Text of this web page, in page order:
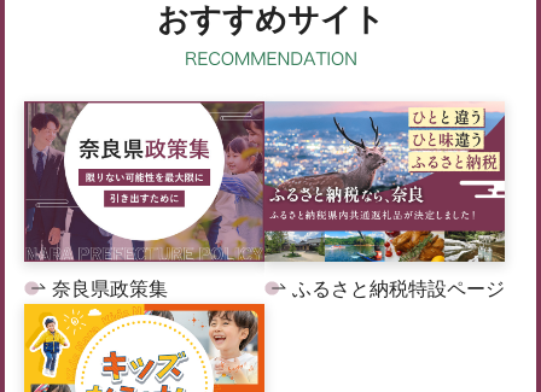
おすすめサイト
奈良県政策集 ふるさと納税特設ページ